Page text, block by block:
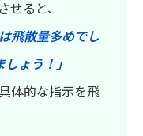
せると、
飛散量多めでし
ょう！」
体的な指示を飛